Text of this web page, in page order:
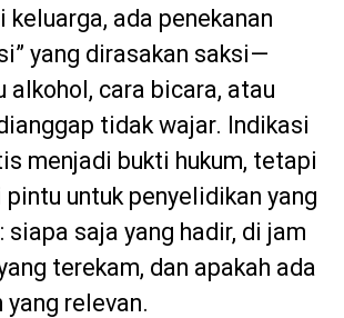
keluarga, ada penekanan
yang dirasakan saksi—
alkohol, cara bicara, atau
tidak wajar. Indikasi
menjadi bukti hukum, tetapi
untuk penyelidikan yang
saja yang hadir, di jam
terekam, dan apakah ada
relevan.